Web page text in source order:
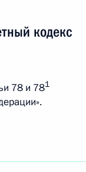
кодекс
78 и 781